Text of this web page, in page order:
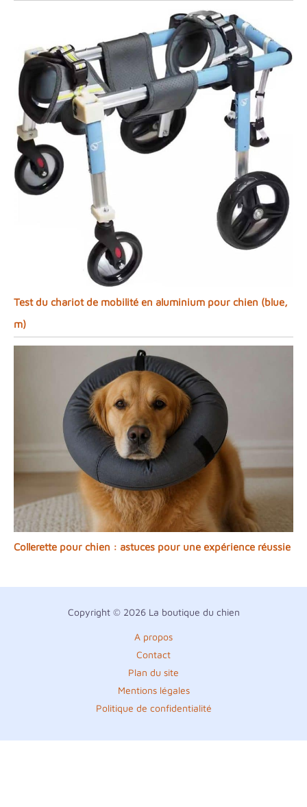
Test du chariot de mobilité en aluminium pour chien (blue,
m)
Collerette pour chien : astuces pour une expérience réussie
Copyright © 2026 La boutique du chien
A propos
Contact
Plan du site
Mentions légales
Politique de confidentialité